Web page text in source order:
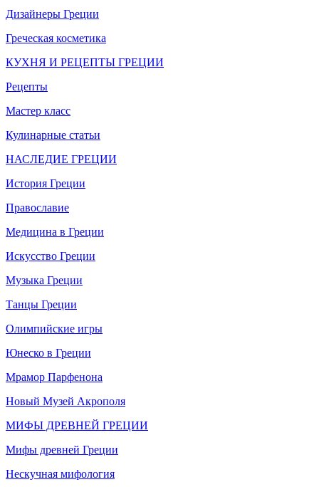
Дизайнеры Греции
Греческая косметика
КУХНЯ И РЕЦЕПТЫ ГРЕЦИИ
Рецепты
Мастер класс
Кулинарные статьи
НАСЛЕДИЕ ГРЕЦИИ
История Греции
Православие
Медицина в Греции
Искусство Греции
Музыка Греции
Танцы Греции
Олимпийские игры
Юнеско в Греции
Мрамор Парфенона
Новый Музей Акрополя
МИФЫ ДРЕВНЕЙ ГРЕЦИИ
Мифы древней Греции
Нескучная мифология